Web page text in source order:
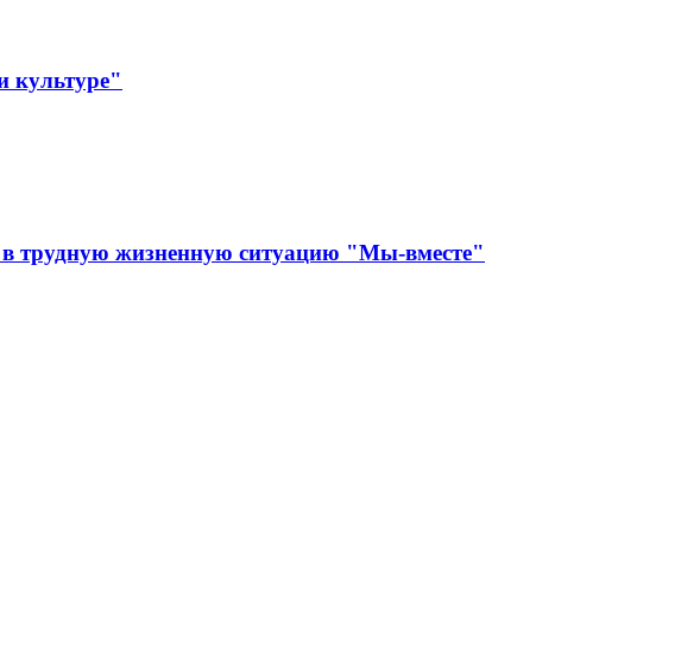
культуре"
трудную жизненную ситуацию "Мы-вместе"